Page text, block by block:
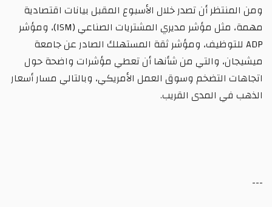
ومن المنتظر أن تصدر خلال الأسبوع المقبل بيانات اقتصادية
مهمة، مثل مؤشر مديري المشتريات الصناعي (ISM)، ومؤشر
ADP للتوظيف، ومؤشر ثقة المستهلك الصادر عن جامعة
ميشيجان، والتي من شأنها أن تعطي مؤشرات واضحة حول
اتجاهات التضخم وسوق العمل الأمريكي، وبالتالي مسار أسعار
الذهب في المدى القريب.
---